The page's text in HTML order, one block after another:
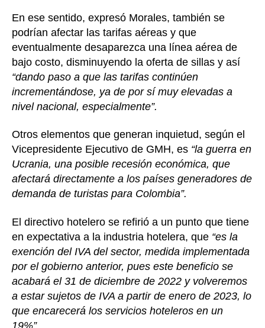
En ese sentido, expresó Morales, también se
podrían afectar las tarifas aéreas y que
eventualmente desaparezca una línea aérea de
bajo costo, disminuyendo la oferta de sillas y así
“dando paso a que las tarifas continúen
incrementándose, ya de por sí muy elevadas a
nivel nacional, especialmente”.
Otros elementos que generan inquietud, según el
Vicepresidente Ejecutivo de GMH, es “la guerra en
Ucrania, una posible recesión económica, que
afectará directamente a los países generadores de
demanda de turistas para Colombia”.
El directivo hotelero se refirió a un punto que tiene
en expectativa a la industria hotelera, que “es la
exención del IVA del sector, medida implementada
por el gobierno anterior, pues este beneficio se
acabará el 31 de diciembre de 2022 y volveremos
a estar sujetos de IVA a partir de enero de 2023, lo
que encarecerá los servicios hoteleros en un
19%”.